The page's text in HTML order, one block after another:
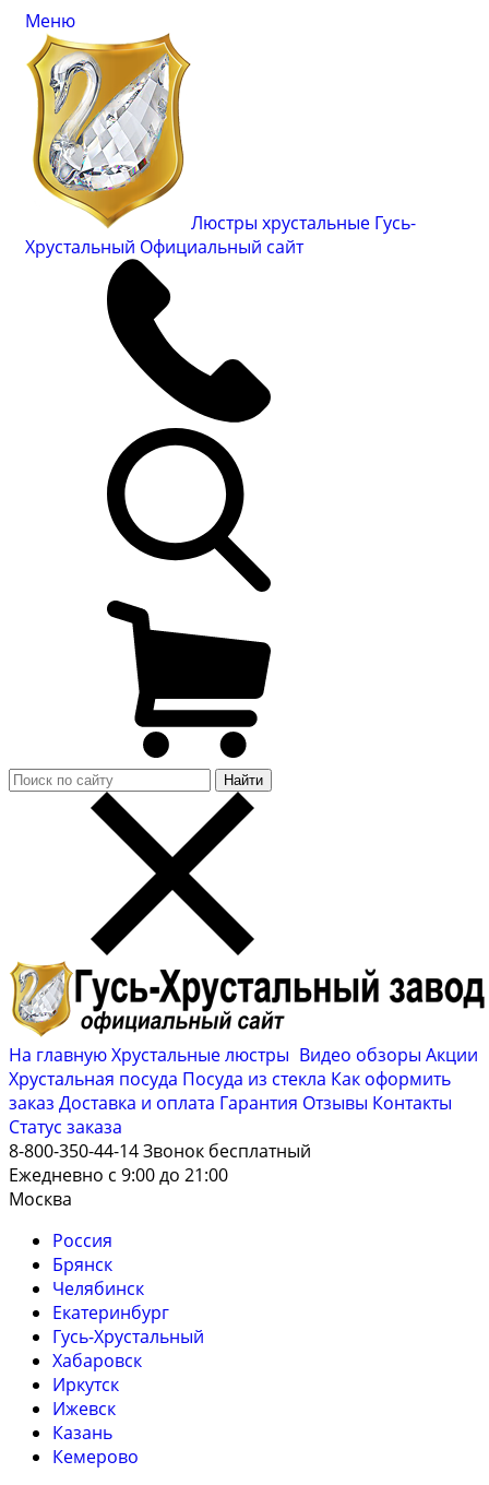
Меню
Люстры хрустальные Гусь-
Хрустальный Официальный сайт
Найти
На главнуюХрустальные люстры Видео обзоры Акции
Хрустальная посуда Посуда из стекла Как оформить
заказ Доставка и оплата Гарантия Отзывы Контакты
Cтатус заказа
8-800-350-44-14Звонок бесплатный
Ежедневно с 9:00 до 21:00
Москва
Россия
Брянск
Челябинск
Екатеринбург
Гусь-Хрустальный
Хабаровск
Иркутск
Ижевск
Казань
Кемерово